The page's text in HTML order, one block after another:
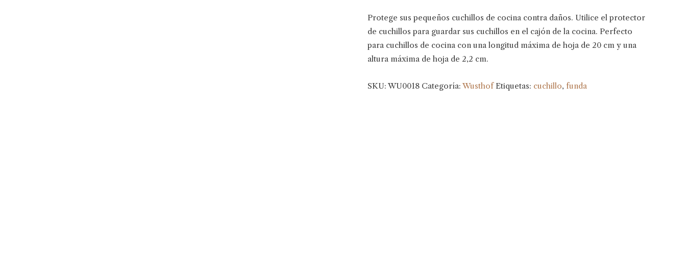
Protege sus pequeños cuchillos de cocina contra daños. Utilice el protector
de cuchillos para guardar sus cuchillos en el cajón de la cocina. Perfecto
para cuchillos de cocina con una longitud máxima de hoja de 20 cm y una
altura máxima de hoja de 2,2 cm.
SKU: WU0018 Categoría: Wusthof Etiquetas: cuchillo, funda